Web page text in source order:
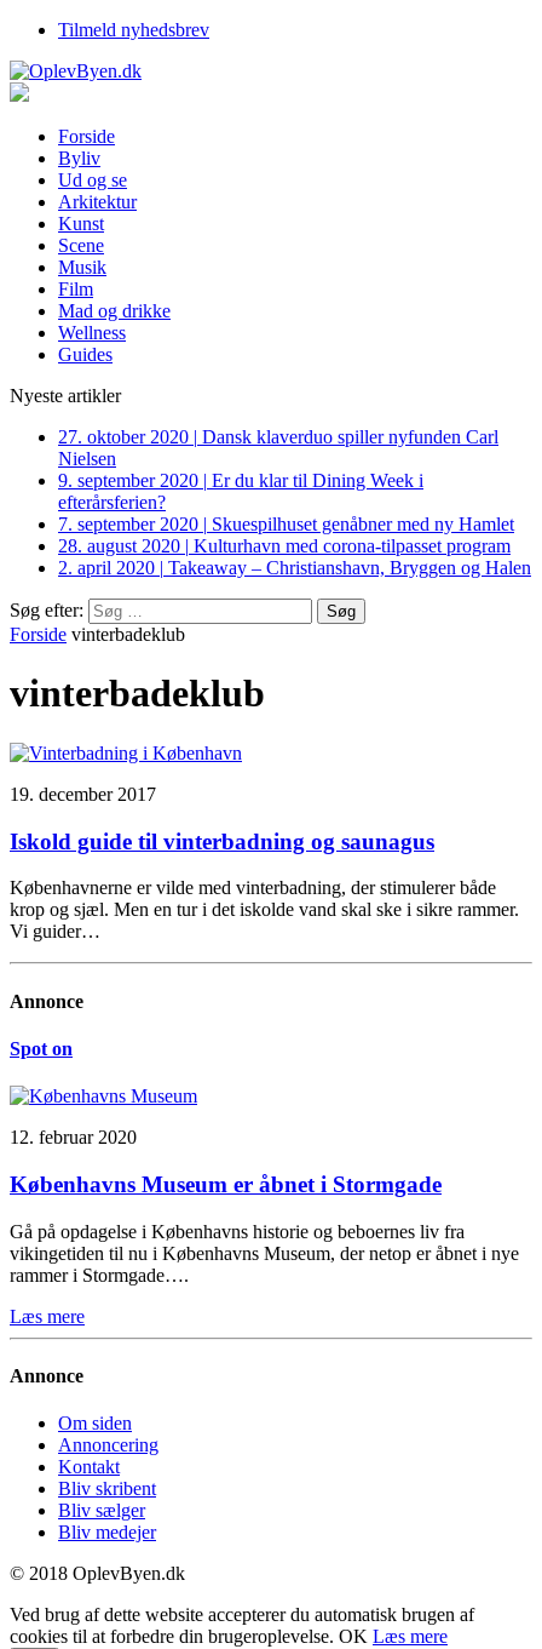
Tilmeld nyhedsbrev
Forside
Byliv
Ud og se
Arkitektur
Kunst
Scene
Musik
Film
Mad og drikke
Wellness
Guides
Nyeste artikler
27. oktober 2020 | Dansk klaverduo spiller nyfunden Carl
Nielsen
9. september 2020 | Er du klar til Dining Week i
efterårsferien?
7. september 2020 | Skuespilhuset genåbner med ny Hamlet
28. august 2020 | Kulturhavn med corona-tilpasset program
2. april 2020 | Takeaway – Christianshavn, Bryggen og Halen
Søg efter:
Forside vinterbadeklub
vinterbadeklub
19. december 2017
Iskold guide til vinterbadning og saunagus
Københavnerne er vilde med vinterbadning, der stimulerer både
krop og sjæl. Men en tur i det iskolde vand skal ske i sikre rammer.
Vi guider…
Annonce
Spot on
12. februar 2020
Københavns Museum er åbnet i Stormgade
Gå på opdagelse i Københavns historie og beboernes liv fra
vikingetiden til nu i Københavns Museum, der netop er åbnet i nye
rammer i Stormgade….
Læs mere
Annonce
Om siden
Annoncering
Kontakt
Bliv skribent
Bliv sælger
Bliv medejer
© 2018 OplevByen.dk
Ved brug af dette website accepterer du automatisk brugen af
cookies til at forbedre din brugeroplevelse. OK Læs mere